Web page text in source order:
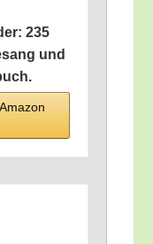
235
und